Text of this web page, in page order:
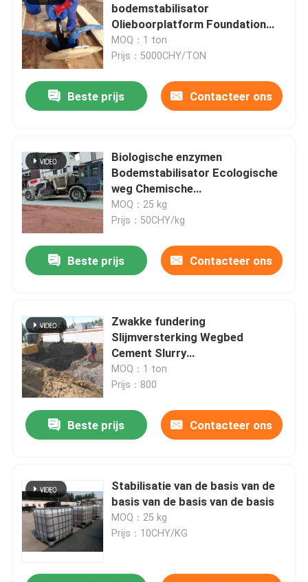
bodemstabilisator
Olieboorplatform Foundation
Bodemstabilisatie
MOQ：1 ton
Prijs：5000CHY/TON
Beste prijs Contacteer ons
Biologische enzymen
Bodemstabilisator Ecologische
weg Chemische
bodemstabilisatie
MOQ：25 kg
Prijs：50CHY/kg
Beste prijs Contacteer ons
Zwakke fundering
Slijmversterking Wegbed
Cement Slurry
Stabilisatiepoeder
MOQ：1 ton
Prijs：800
Beste prijs Contacteer ons
Stabilisatie van de basis van de
basis van de basis van de basis
MOQ：25 kg
Prijs：10CHY/KG